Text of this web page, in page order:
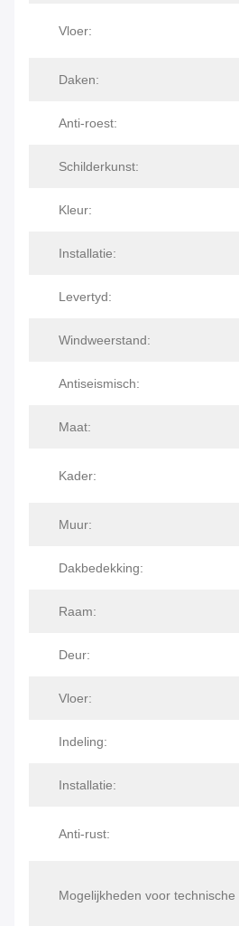
Vloer:
Daken:
Anti-roest:
Schilderkunst:
Kleur:
Installatie:
Levertyd:
Windweerstand:
Antiseismisch:
Maat:
Kader:
Muur:
Dakbedekking:
Raam:
Deur:
Vloer:
Indeling:
Installatie:
Anti-rust:
Mogelijkheden voor technische